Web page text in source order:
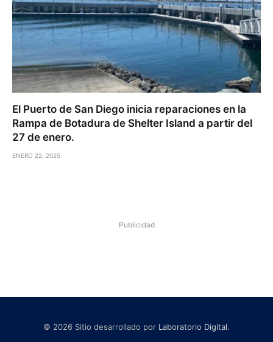
El Puerto de San Diego inicia reparaciones en la
Rampa de Botadura de Shelter Island a partir del
27 de enero.
ENERO 22, 2025
Publicidad
© 2026 Sitio desarrollado por Laboratorio Digital.